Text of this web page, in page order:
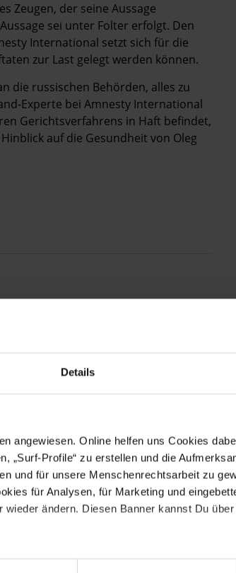
Details
angewiesen. Online helfen uns Cookies
„Surf-Profile“ zu erstellen und die
und für unsere Menschenrechtsarbeit zu
für Analysen, für Marketing und
ändern. Diesen Banner kannst Du
Zeugen, der seine Aussage
sei unter Folter erfolgt. Den
International setzt sich für die
zur Last gelegt werden können.
die russischen Behörden, alles zu
Experte bei Amnesty International
Gerichtsverfahrens in Haft befindet,
auf die Gesundheit von Oleg
Drucken